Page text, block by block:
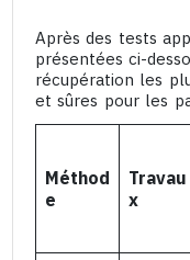
Après des tests
présentées ci-
récupération les
et sûres pour les
Méthod
e
Travau
x